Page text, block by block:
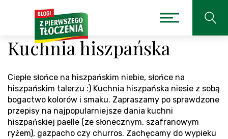
Kuchnia hiszpańska
Ciepłe słońce na hiszpańskim niebie, słońce na
hiszpańskim talerzu :) Kuchnia hiszpańska niesie z sobą
bogactwo kolorów i smaku. Zapraszamy po sprawdzone
przepisy na najpopularniejsze dania kuchni
hiszpańskiej paelle (ze słonecznym, szafranowym
ryżem), gazpacho czy churros. Zachęcamy do wypieku